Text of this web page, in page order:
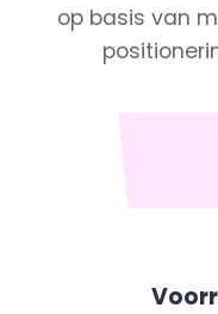
op basis van